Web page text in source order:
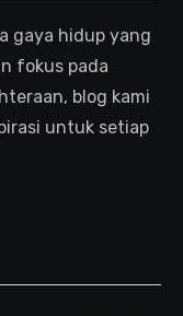
gaya hidup yang
fokus pada
blog kami
untuk setiap